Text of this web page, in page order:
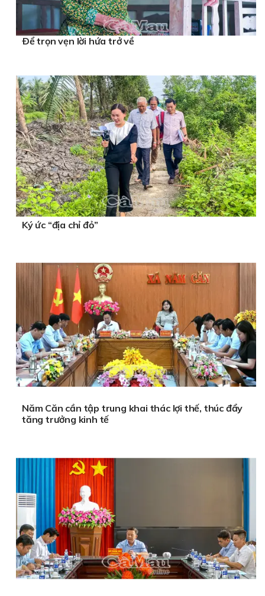
Ðể trọn vẹn lời hứa trở về
Ký ức “địa chỉ đỏ”
Năm Căn cần tập trung khai thác lợi thế, thúc đẩy
tăng trưởng kinh tế